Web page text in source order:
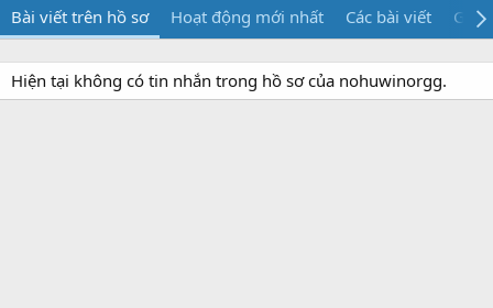
Bài viết trên hồ sơ Hoạt động mới nhất Các bài viết Giới
Hiện tại không có tin nhắn trong hồ sơ của nohuwinorgg.